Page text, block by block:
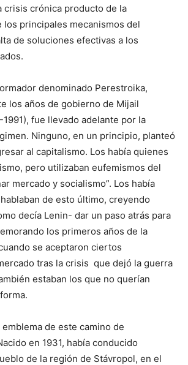
crisis crónica producto de la
los principales mecanismos del
de soluciones efectivas a los
denominado Perestroika,
los años de gobierno de Mijail
1991), fue llevado adelante por la
Ninguno, en un principio, planteó
al capitalismo. Los había quienes
pero utilizaban eufemismos del
mercado y socialismo”. Los había
de esto último, creyendo
decía Lenin- dar un paso atrás para
los primeros años de la
se aceptaron ciertos
tras la crisis que dejó la guerra
estaban los que no querían
de este camino de
en 1931, había conducido
de la región de Stávropol, en el